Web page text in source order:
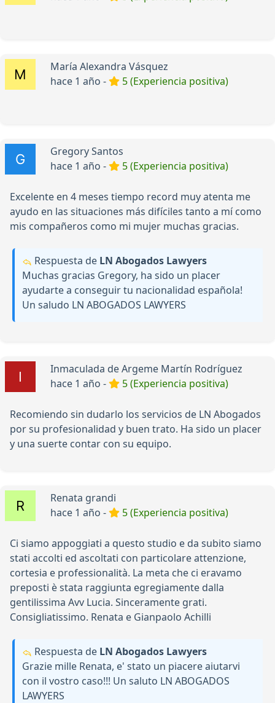
María Alexandra Vásquez
hace 1 año -
5 (Experiencia positiva)
Gregory Santos
hace 1 año -
5 (Experiencia positiva)
Excelente en 4 meses tiempo record muy atenta me
ayudo en las situaciones más difíciles tanto a mí como
mis compañeros como mi mujer muchas gracias.
Respuesta de LN Abogados Lawyers
Muchas gracias Gregory, ha sido un placer
ayudarte a conseguir tu nacionalidad española!
Un saludo LN ABOGADOS LAWYERS
Inmaculada de Argeme Martín Rodríguez
hace 1 año -
5 (Experiencia positiva)
Recomiendo sin dudarlo los servicios de LN Abogados
por su profesionalidad y buen trato. Ha sido un placer
y una suerte contar con su equipo.
Renata grandi
hace 1 año -
5 (Experiencia positiva)
Ci siamo appoggiati a questo studio e da subito siamo
stati accolti ed ascoltati con particolare attenzione,
cortesia e professionalità. La meta che ci eravamo
preposti è stata raggiunta egregiamente dalla
gentilissima Avv Lucia. Sinceramente grati.
Consigliatissimo. Renata e Gianpaolo Achilli
Respuesta de LN Abogados Lawyers
Grazie mille Renata, e' stato un piacere aiutarvi
con il vostro caso!!! Un saluto LN ABOGADOS
LAWYERS